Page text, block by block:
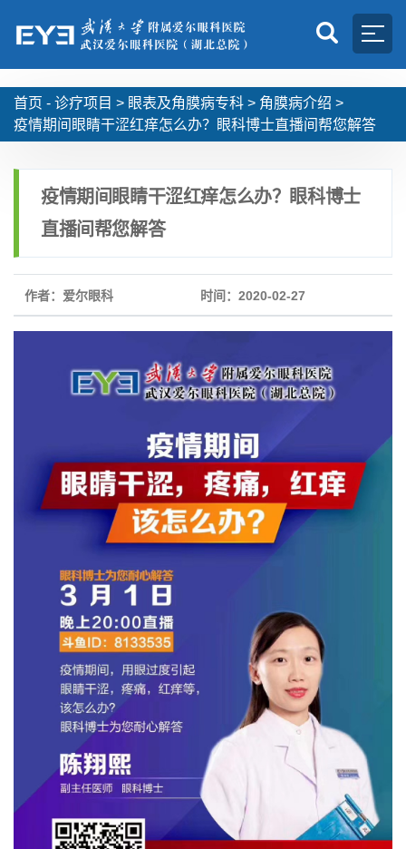
首页 - 诊疗项目 > 眼表及角膜病专科 > 角膜病介绍 >
疫情期间眼睛干涩红痒怎么办？眼科博士直播间帮您解答
疫情期间眼睛干涩红痒怎么办？眼科博士
直播间帮您解答
作者：爱尔眼科 时间：2020-02-27